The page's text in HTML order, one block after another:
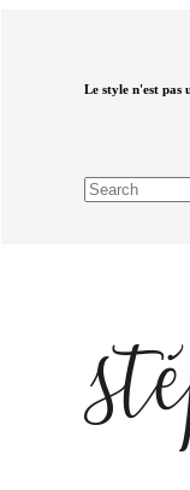
Le style n'est pas